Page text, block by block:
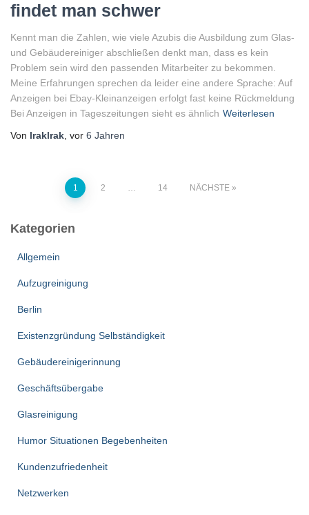
findet man schwer
Kennt man die Zahlen, wie viele Azubis die Ausbildung zum Glas-
und Gebäudereiniger abschließen denkt man, dass es kein
Problem sein wird den passenden Mitarbeiter zu bekommen.
Meine Erfahrungen sprechen da leider eine andere Sprache: Auf
Anzeigen bei Ebay-Kleinanzeigen erfolgt fast keine Rückmeldung
Bei Anzeigen in Tageszeitungen sieht es ähnlich Weiterlesen
Von lraklrak , vor 6 Jahren
Seitennummerierung
der
Beiträge
1 2 … 14 NÄCHSTE
Kategorien
Allgemein
Aufzugreinigung
Berlin
Existenzgründung Selbständigkeit
Gebäudereinigerinnung
Geschäftsübergabe
Glasreinigung
Humor Situationen Begebenheiten
Kundenzufriedenheit
Netzwerken